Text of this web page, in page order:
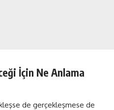
İçin Ne Anlama
de gerçekleşmese de